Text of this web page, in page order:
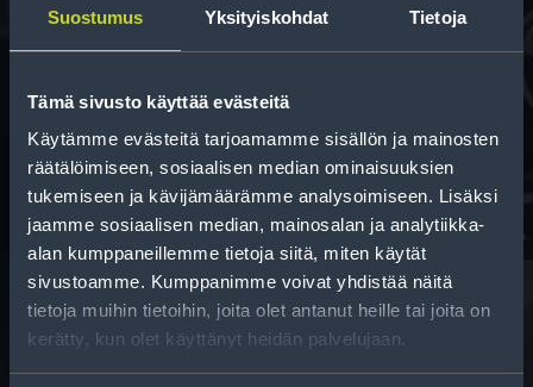
Suostumus Yksityiskohdat Tietoja
Tämä sivusto käyttää evästeitä
Käytämme evästeitä tarjoamamme sisällön ja mainosten
räätälöimiseen, sosiaalisen median ominaisuuksien
tukemiseen ja kävijämäärämme analysoimiseen. Lisäksi
jaamme sosiaalisen median, mainosalan ja analytiikka-
alan kumppaneillemme tietoja siitä, miten käytät
sivustoamme. Kumppanimme voivat yhdistää näitä
tietoja muihin tietoihin, joita olet antanut heille tai joita on
kerätty, kun olet käyttänyt heidän palvelujaan.
Tee ostoksesi RengasCenter-tilillä. Saat
maksuaikaa renkaillesi.
Rengasinfo